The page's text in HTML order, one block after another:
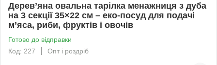
Дерев’яна овальна тарілка менажниця з дуба
на 3 секції 35×22 см – еко-посуд для подачі
м’яса, риби, фруктів і овочів
Готово до відправки
Код: 227
Опт і роздріб